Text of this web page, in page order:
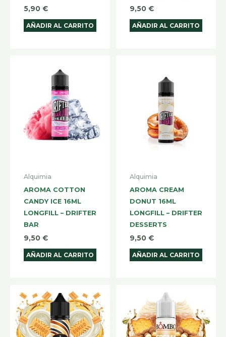
5,90 €
AÑADIR AL CARRITO
9,50 €
AÑADIR AL CARRITO
Alquimia
AROMA COTTON
CANDY ICE 16ML
LONGFILL – DRIFTER
BAR
9,50 €
AÑADIR AL CARRITO
Alquimia
AROMA CREAM
DONUT 16ML
LONGFILL – DRIFTER
DESSERTS
9,50 €
AÑADIR AL CARRITO